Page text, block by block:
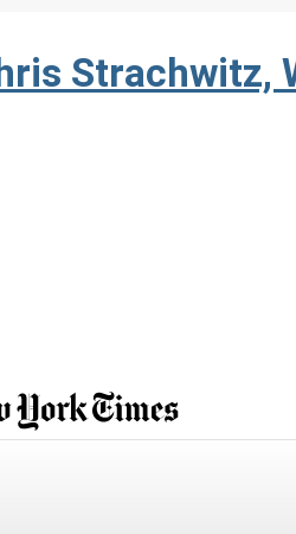
Strachwitz,